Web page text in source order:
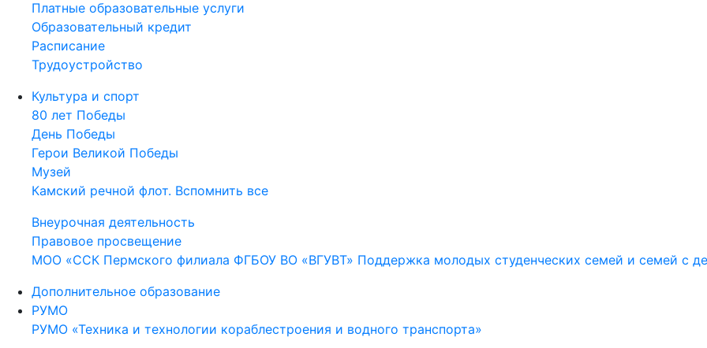
Платные образовательные услуги
Образовательный кредит
Расписание
Трудоустройство
Культура и спорт
80 лет Победы
День Победы
Герои Великой Победы
Музей
Камский речной флот. Вспомнить все
Внеурочная деятельность
Правовое просвещение
МОО «ССК Пермского филиала ФГБОУ ВО «ВГУВТ» Поддержка молодых студенческих семей и семей с
Дополнительное образование
РУМО
РУМО «Техника и технологии кораблестроения и водного транспорта»